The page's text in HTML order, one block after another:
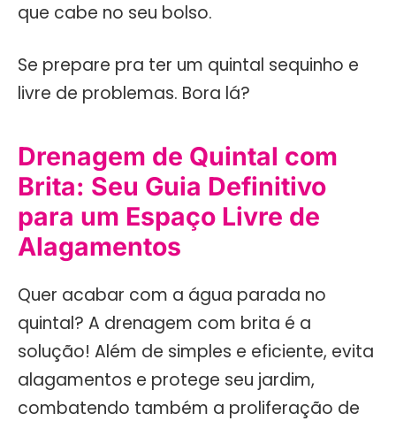
que cabe no seu bolso.
Se prepare pra ter um quintal sequinho e
livre de problemas. Bora lá?
Drenagem de Quintal com
Brita: Seu Guia Definitivo
para um Espaço Livre de
Alagamentos
Quer acabar com a água parada no
quintal? A drenagem com brita é a
solução! Além de simples e eficiente, evita
alagamentos e protege seu jardim,
combatendo também a proliferação de